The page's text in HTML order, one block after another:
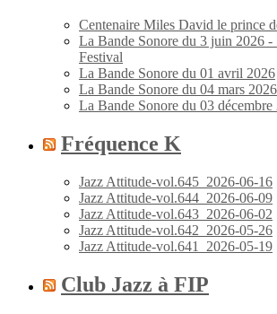
Centenaire Miles David le prince
La Bande Sonore du 3 juin 2026 -
Festival
La Bande Sonore du 01 avril 2026
La Bande Sonore du 04 mars 2026
La Bande Sonore du 03 décembre
Fréquence K
Jazz Attitude-vol.645_2026-06-16
Jazz Attitude-vol.644_2026-06-09
Jazz Attitude-vol.643_2026-06-02
Jazz Attitude-vol.642_2026-05-26
Jazz Attitude-vol.641_2026-05-19
Club Jazz à FIP